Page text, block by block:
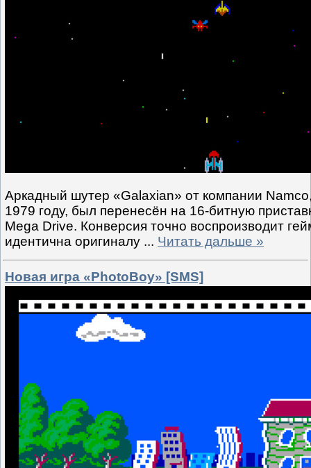
Аркадный шутер «Galaxian» от компании
1979 году, был перенесён на 16-битную
Mega Drive. Конверсия точно воспроизводит
идентична оригиналу ... Читать дальше »
Новая игра «PhotoBoy» [SMS]